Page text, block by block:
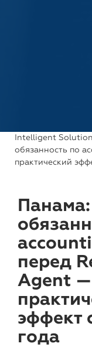
Intelligent
обязанность по
практический
Панама:
перед
Agent —
эффект
года